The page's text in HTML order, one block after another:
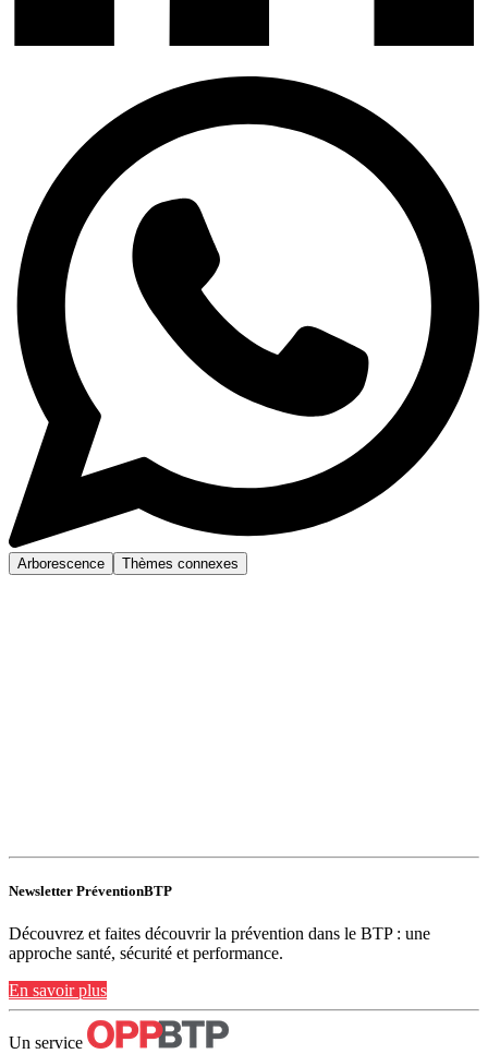
Arborescence Thèmes connexes
Newsletter PréventionBTP
Découvrez et faites découvrir la prévention dans le BTP : une
approche santé, sécurité et performance.
En savoir plus
Un service